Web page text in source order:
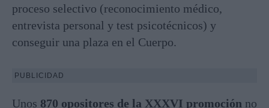
proceso selectivo (reconocimiento médico,
entrevista personal y test psicotécnicos) y
conseguir una plaza en el Cuerpo.
PUBLICIDAD
Unos 870 opositores de la XXXVI promoción no